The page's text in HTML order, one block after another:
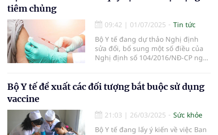
tiêm chủng
09:42 | 01/07/2025
Tin tức
Bộ Y tế đang dự thảo Nghị định
sửa đổi, bổ sung một số điều của
Nghị định số 104/2016/NĐ-CP ngày
Bộ Y tế đề xuất các đối tượng bắt buộc sử dụng
vaccine
21:03 | 26/03/2025
Sức khỏe
Bộ Y tế đang lấy ý kiến về việc Ban